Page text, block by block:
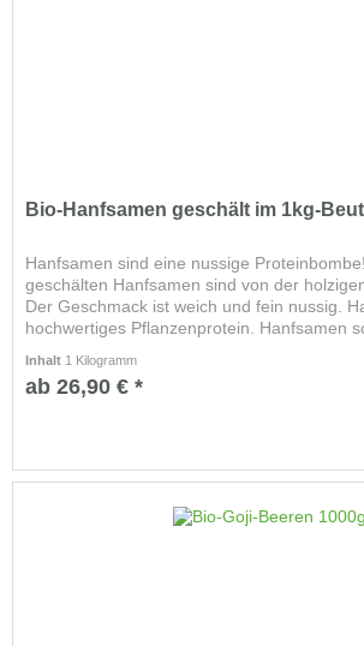
Bio-Hanfsamen geschält im 1kg-
Hanfsamen sind eine nussige
geschälten Hanfsamen sind von der
Der Geschmack ist weich und fein nussig.
hochwertiges Pflanzenprotein. Hanfsamen
Inhalt 1 Kilogramm
ab 26,90 € *